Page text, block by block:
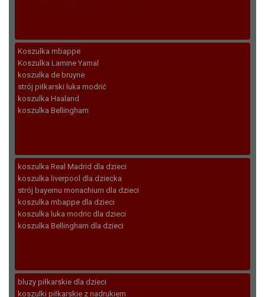
Koszulka mbappe
Koszulka Lamine Yamal
koszulka de bruyne
strój piłkarski luka modrić
koszulka Haaland
koszulka Bellingham
koszulka Real Madrid dla dzieci
koszulka liverpool dla dziecka
strój bayernu monachium dla dzieci
koszulka mbappe dla dzieci
koszulka luka modric dla dzieci
koszulka Bellingham dla dzieci
bluzy piłkarskie dla dzieci
koszulki piłkarskie z nadrukiem